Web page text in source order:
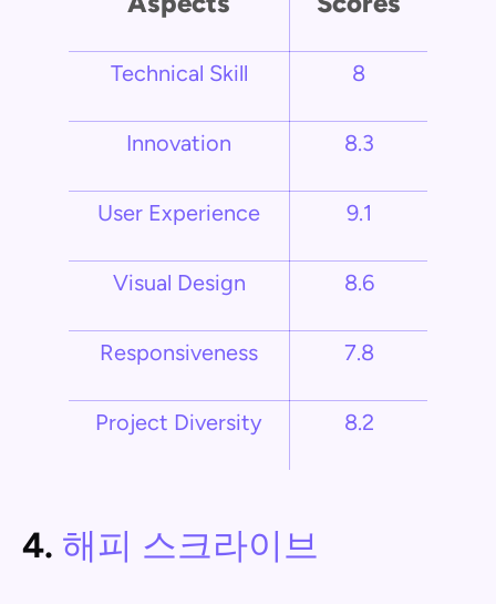
Technical Skill 8
Innovation 8.3
User Experience 9.1
Visual Design 8.6
Responsiveness 7.8
Project Diversity 8.2
4. 해피 스크라이브